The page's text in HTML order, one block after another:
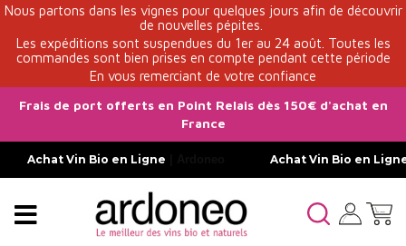
Nous partons dans les vignes pour quelques jours afin de découvrir
de nouvelles pépites.
Les expéditions sont suspendues du 1er au 24 août. Toutes les
commandes sont bien prises en compte pendant cette période
En vous remerciant de votre confiance
Frais de port offerts en Point Relais dès 150€ d'achat en
France
Achat Vin Bio en Ligne Achat Vin Bio en